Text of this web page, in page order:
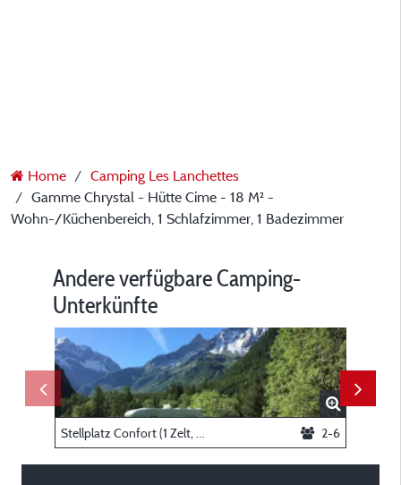
Home
Camping Les Lanchettes
Gamme Chrystal - Hütte Cime - 18 M² -
Wohn-/Küchenbereich, 1 Schlafzimmer, 1 Badezimmer
Andere verfügbare Camping-
Unterkünfte
2-6